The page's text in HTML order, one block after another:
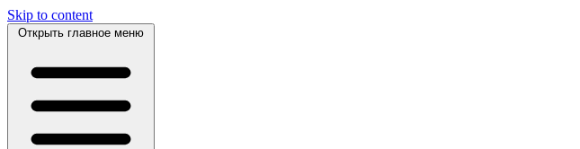
Skip to content
Открыть главное меню